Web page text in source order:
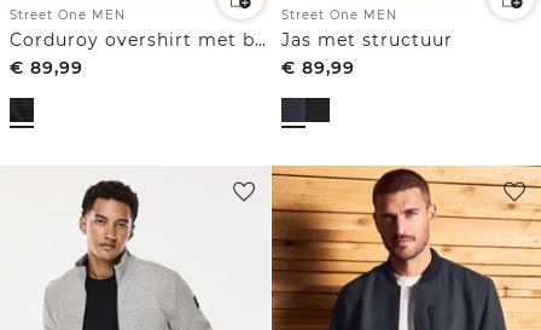
Street One MEN
Corduroy overshirt met borstzakken
€ 89,99
Street One MEN
Jas met structuur
€ 89,99